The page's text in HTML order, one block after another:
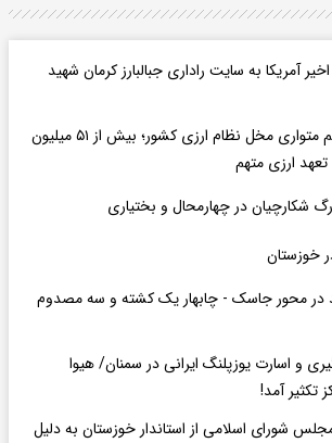
آمریکا به سایت راداری جبالبارز کرمان شهید
دستگیری متهم متواری مخل نظام ارزی کشور؛ بیش از ۵۱ میلیون
ارزی متهم
شکارچیان در چهارمحال و بختیاری
خوزستان
در محور جاسک - چابهار یک کشته و سه مصدوم
و اسارت یوزپلنگ ایرانی در سمنان/ هیوا
تکثیر آمد!
شورای اسلامی از استاندار خوزستان به دلیل